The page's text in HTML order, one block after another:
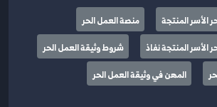
الأسر المنتجة
منصة العمل الحر
الأسر المنتجة نفاذ
شروط وثيقة العمل الحر
المهن في وثيقة العمل الحر